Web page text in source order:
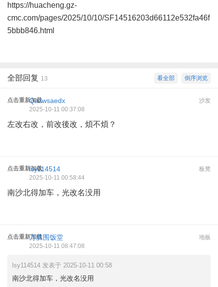
https://huacheng.gz-
cmc.com/pages/2025/10/10/SF14516203d66112e532fa46f
5bbb846.html
倒序浏览
看全部
全部回复 13
点击重新加载 沙发
Qazwsaedx
2025-10-11 00:37:08
左改右改，前改後改，煩不煩？
点击重新加载 板凳
lsy114514
2025-10-11 00:58:44
南沙北得加车，光改名没用
点击重新加载 地板
万胜围饭堂
2025-10-11 08:47:08
lsy114514 发表于 2025-10-11 00:58
南沙北得加车，光改名没用